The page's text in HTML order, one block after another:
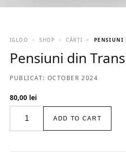
IGLOO SHOP CĂRȚI PENSIUNI
Pensiuni din
PUBLICAT: OCTOBER 2024
80,00 lei
Transilvania
ADD TO CART